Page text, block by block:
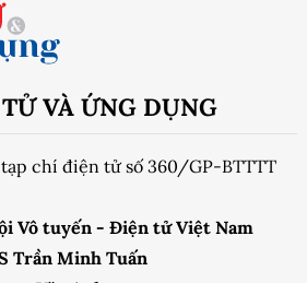
VÀ ỨNG DỤNG
chí điện tử số 360/GP-BTTTT
Vô tuyến - Điện tử Việt Nam
Trần Minh Tuấn